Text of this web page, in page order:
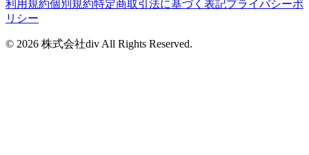
利用規約個別規約特定商取引法に基づく表記プライバシーポ
リシー
© 2026 株式会社div All Rights Reserved.